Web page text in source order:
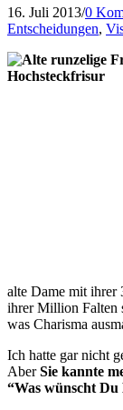
16. Juli 2013/0
Entscheidungen,
alte Dame mit ihrer
ihrer Million Falten
was Charisma
Ich hatte gar nicht
AberSie kannte
“Was wünscht